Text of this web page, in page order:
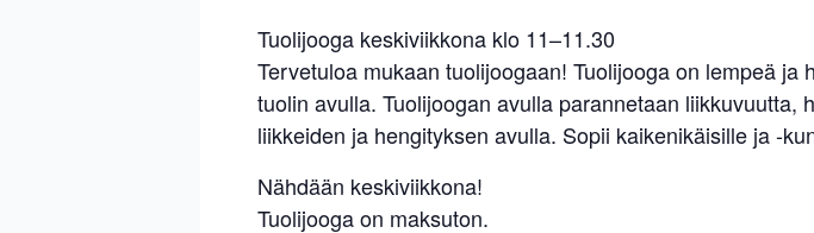
Tuolijooga keskiviikkona klo 11–11.30
Tervetuloa mukaan tuolijoogaan! Tuolijooga on lempeä
tuolin avulla. Tuolijoogan avulla parannetaan
liikkeiden ja hengityksen avulla. Sopii kaikenikäisille ja -
Nähdään keskiviikkona!
Tuolijooga on maksuton.